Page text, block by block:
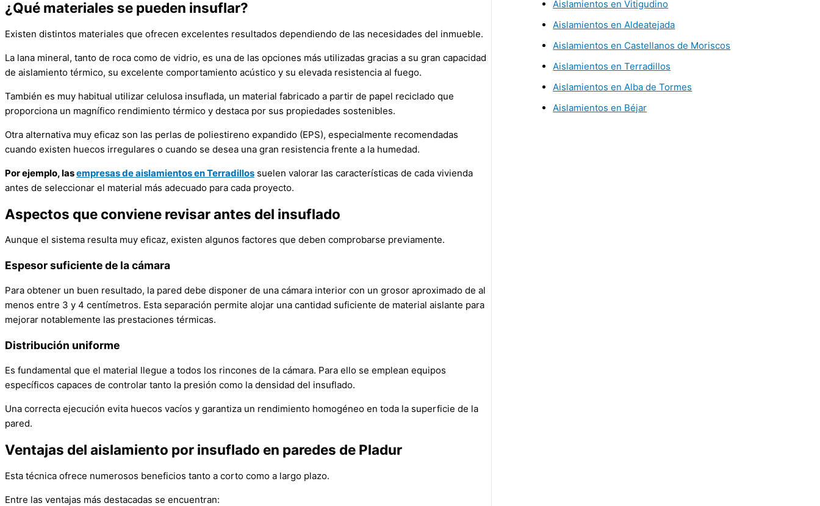
¿Qué materiales se pueden insuflar?
Existen distintos materiales que ofrecen excelentes resultados dependiendo de las necesidades del inmueble.
La lana mineral, tanto de roca como de vidrio, es una de las opciones más utilizadas gracias a su gran capacidad
de aislamiento térmico, su excelente comportamiento acústico y su elevada resistencia al fuego.
También es muy habitual utilizar celulosa insuflada, un material fabricado a partir de papel reciclado que
proporciona un magnífico rendimiento térmico y destaca por sus propiedades sostenibles.
Otra alternativa muy eficaz son las perlas de poliestireno expandido (EPS), especialmente recomendadas
cuando existen huecos irregulares o cuando se desea una gran resistencia frente a la humedad.
Por ejemplo, lasempresas de aislamientos en Terradillos suelen valorar las características de cada vivienda
antes de seleccionar el material más adecuado para cada proyecto.
Aspectos que conviene revisar antes del insuflado
Aunque el sistema resulta muy eficaz, existen algunos factores que deben comprobarse previamente.
Espesor suficiente de la cámara
Para obtener un buen resultado, la pared debe disponer de una cámara interior con un grosor aproximado de al
menos entre 3 y 4 centímetros. Esta separación permite alojar una cantidad suficiente de material aislante para
mejorar notablemente las prestaciones térmicas.
Distribución uniforme
Es fundamental que el material llegue a todos los rincones de la cámara. Para ello se emplean equipos
específicos capaces de controlar tanto la presión como la densidad del insuflado.
Una correcta ejecución evita huecos vacíos y garantiza un rendimiento homogéneo en toda la superficie de la
pared.
Ventajas del aislamiento por insuflado en paredes de Pladur
Esta técnica ofrece numerosos beneficios tanto a corto como a largo plazo.
Entre las ventajas más destacadas se encuentran:
Aislamientos en Vitigudino
Aislamientos en Aldeatejada
Aislamientos en Castellanos de Moriscos
Aislamientos en Terradillos
Aislamientos en Alba de Tormes
Aislamientos en Béjar